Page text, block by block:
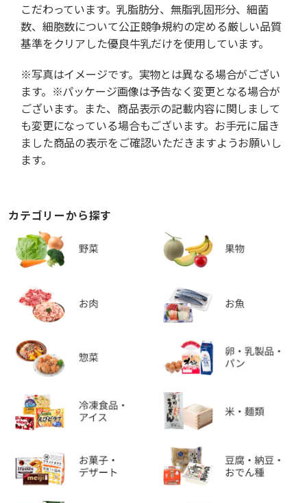
こだわっています。乳脂肪分、無脂乳固形分、細菌
数、細胞数について公正競争規約の定める厳しい品質
基準をクリアした優良牛乳だけを使用しています。
※写真はイメージです。実物とは異なる場合がござい
ます。※パッケージ画像は予告なく変更となる場合が
ございます。また、商品表示の記載内容に関しまして
も変更になっている場合もございます。お手元に届き
ました商品の表示をご確認いただきますようお願いし
ます。
カテゴリーから探す